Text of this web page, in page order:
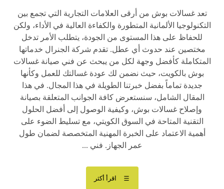
تعد غسالات بوش من أرقى العلامات التجارية التي تجمع بين
التكنولوجيا الألمانية المتطورة والكفاءة العالية في الأداء، ولكن
للحفاظ على هذا المستوى من الجودة، يتطلب الأمر تدخل
مختصين عند حدوث أي عطل. تقدم شركة الجنرال خدماتها
المتكاملة كأفضل وجهة لكل من يبحث عن فني صيانة غسالات
بوش بالكويت، حيث نضمن لك عودة غسالتك للعمل وكأنها
جديدة تماماً بفضل خبرتنا الطويلة في هذا المجال. في هذا
المقال الشامل، سنستعرض كافة الجوانب المتعلقة بصيانة
وإصلاح غسالات بوش، وكيفية الوصول إلى أفضل الحلول
التقنية المتاحة في السوق الكويتي، مع تسليط الضوء على
أهمية الاعتماد على الخبرة المهنية المتخصصة لضمان طول
عمر الجهاز. فني ...
اقرأ أكثر